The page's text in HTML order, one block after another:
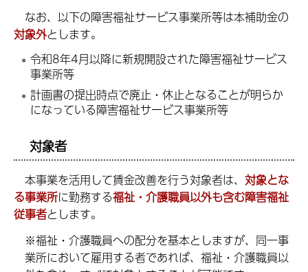
なお、以下の障害福祉サービス事業所等は本補助金の
対象外とします。
令和8年4月以降に新規開設された障害福祉サービス
事業所等
計画書の提出時点で廃止・休止となることが明らか
になっている障害福祉サービス事業所等
対象者
本事業を活用して賃金改善を行う対象者は、 対象とな
る事業所に勤務する福祉・介護職員以外も含む障害福祉
従事者とします。
※福祉・介護職員への配分を基本としますが、同一事
業所において雇用する者であれば、福祉・介護職員以